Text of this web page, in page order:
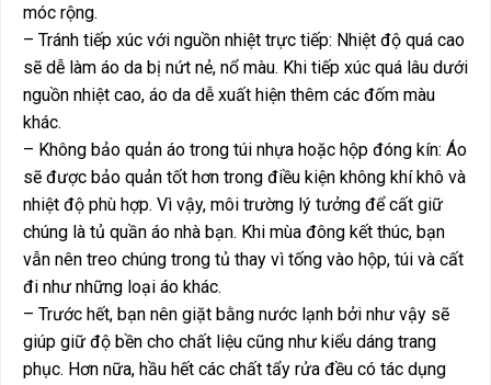
móc rộng.
– Tránh tiếp xúc với nguồn nhiệt trực tiếp: Nhiệt độ quá cao
sẽ dễ làm áo da bị nứt nẻ, nổ màu. Khi tiếp xúc quá lâu dưới
nguồn nhiệt cao, áo da dễ xuất hiện thêm các đốm màu
khác.
– Không bảo quản áo trong túi nhựa hoặc hộp đóng kín: Áo
sẽ được bảo quản tốt hơn trong điều kiện không khí khô và
nhiệt độ phù hợp. Vì vậy, môi trường lý tưởng để cất giữ
chúng là tủ quần áo nhà bạn. Khi mùa đông kết thúc, bạn
vẫn nên treo chúng trong tủ thay vì tống vào hộp, túi và cất
đi như những loại áo khác.
– Trước hết, bạn nên giặt bằng nước lạnh bởi như vậy sẽ
giúp giữ độ bền cho chất liệu cũng như kiểu dáng trang
phục. Hơn nữa, hầu hết các chất tẩy rửa đều có tác dụng